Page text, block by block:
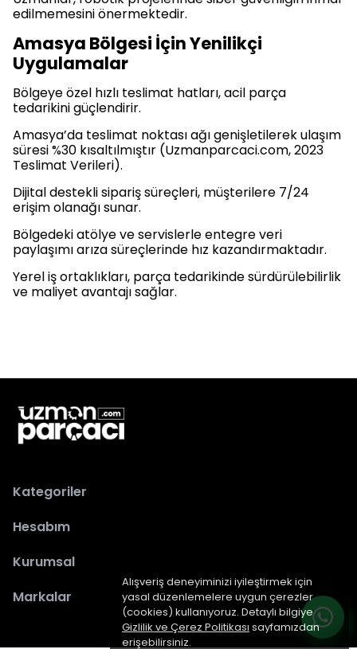
Alışveriş deneyiminizi iyileştirmek için
yasal düzenlemelere uygun çerezler
(cookies) kullanıyoruz. Detaylı bilgiye
Gizlilik ve Çerez Politikası sayfamızdan
erişebilirsiniz.
edilmemesini önermektedir.
Amasya Bölgesi İçin Yenilikçi
Uygulamalar
Bölgeye özel hızlı teslimat hatları, acil parça
tedarikini güçlendirir.
Amasya’da teslimat noktası ağı genişletilerek ulaşım
süresi %30 kısaltılmıştır (Uzmanparcaci.com, 2023
Teslimat Verileri).
Dijital destekli sipariş süreçleri, müşterilere 7/24
erişim olanağı sunar.
Bölgedeki atölye ve servislerle entegre veri
paylaşımı arıza süreçlerinde hız kazandırmaktadır.
Yerel iş ortaklıkları, parça tedarikinde sürdürülebilirlik
ve maliyet avantajı sağlar.
Kategoriler
Hesabım
Kurumsal
Markalar